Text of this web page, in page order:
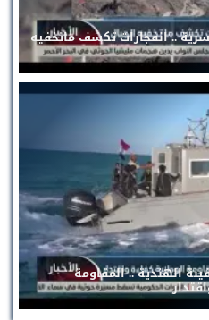
.. انفجارات تكشف ماتخفيه
الهندية .. المقاومة